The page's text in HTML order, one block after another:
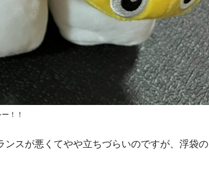
！！
スが悪くてやや立ちづらいのですが、浮袋の